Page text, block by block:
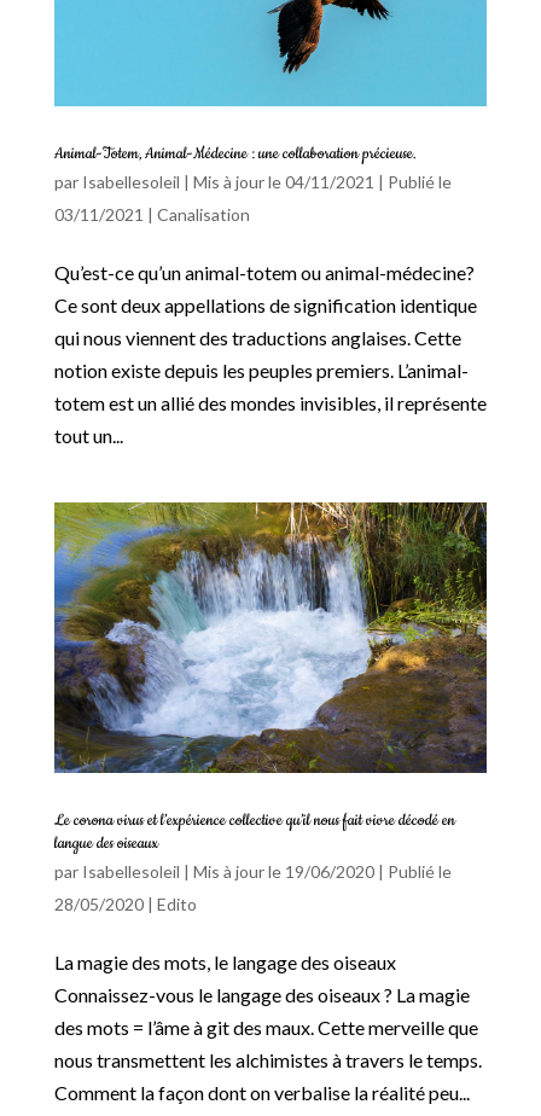
Animal-Totem, Animal-Médecine : une collaboration précieuse.
par Isabellesoleil | Mis à jour le 04/11/2021 | Publié le
03/11/2021 | Canalisation
Qu’est-ce qu’un animal-totem ou animal-médecine?
Ce sont deux appellations de signification identique
qui nous viennent des traductions anglaises. Cette
notion existe depuis les peuples premiers. L’animal-
totem est un allié des mondes invisibles, il représente
tout un...
Le corona virus et l’expérience collective qu’il nous fait vivre décodé en
langue des oiseaux
par Isabellesoleil | Mis à jour le 19/06/2020 | Publié le
28/05/2020| Edito
La magie des mots, le langage des oiseaux
Connaissez-vous le langage des oiseaux ? La magie
des mots = l’âme à git des maux. Cette merveille que
nous transmettent les alchimistes à travers le temps.
Comment la façon dont on verbalise la réalité peu...